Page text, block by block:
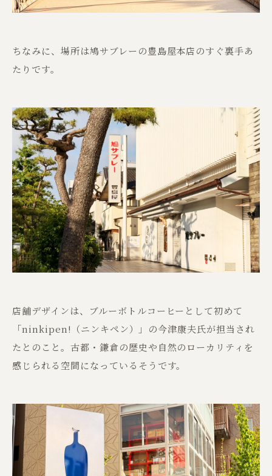
ちなみに、場所は鳩サブレーの豊島屋本店のすぐ裏手あ
たりです。
店舗デザインは、ブルーボトルコーヒーとして初めて
「ninkipen!（ニンキペン）」の今津康夫氏が担当され
たとのこと。古都・鎌倉の歴史や自然のローカリティを
感じられる空間になっているそうです。